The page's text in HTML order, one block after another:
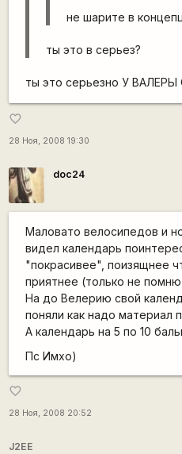
не шарите в
ты это в серьез?
ты это серьезно У
favorite_border
28 Ноя, 2008 19:30
doc24
Маловато велосипедов и
видел календарь
"покрасивее", поизящнее
приятнее (только не
На до Велерию свой
поняли как надо материал
А календарь на 5 по 10
Пс Имхо)
favorite_border
28 Ноя, 2008 20:52
J2EE